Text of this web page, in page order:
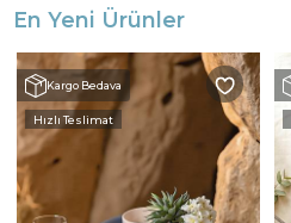
En Yeni Ürünler
Kargo Bedava
Hızlı Teslimat